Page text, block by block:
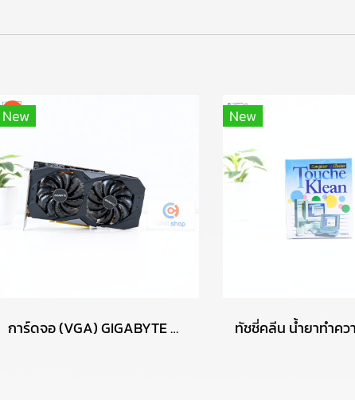
New
การ์ดจอ (VGA) GIGABYTE GTX1660 SUPER 6GB 2F OC P13505
New